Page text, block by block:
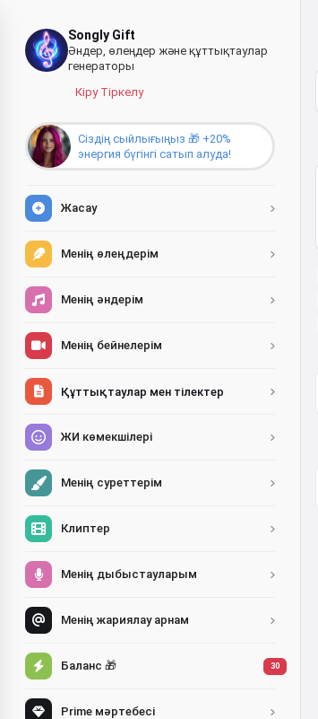
Songly Gift
Әндер, өлеңдер және құттықтаулар
генераторы
Кіру·Тіркелу
Сіздің сыйлығыңыз 🎁 +20%
энергия бүгінгі сатып алуда!
Жасау
Менің өлеңдерім
Менің әндерім
Менің бейнелерім
Құттықтаулар мен тілектер
ЖИ көмекшілері
Менің суреттерім
Клиптер
Менің дыбыстауларым
Менің жариялау арнам
Баланс 🎁 30
Prime мәртебесі